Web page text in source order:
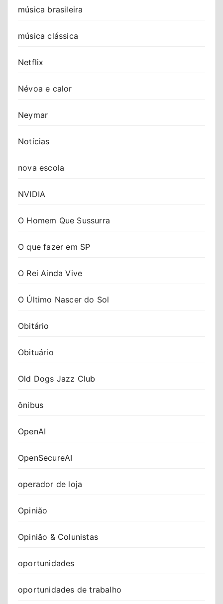
música brasileira
música clássica
Netflix
Névoa e calor
Neymar
Notícias
nova escola
NVIDIA
O Homem Que Sussurra
O que fazer em SP
O Rei Ainda Vive
O Último Nascer do Sol
Obitário
Obituário
Old Dogs Jazz Club
ônibus
OpenAI
OpenSecureAI
operador de loja
Opinião
Opinião & Colunistas
oportunidades
oportunidades de trabalho